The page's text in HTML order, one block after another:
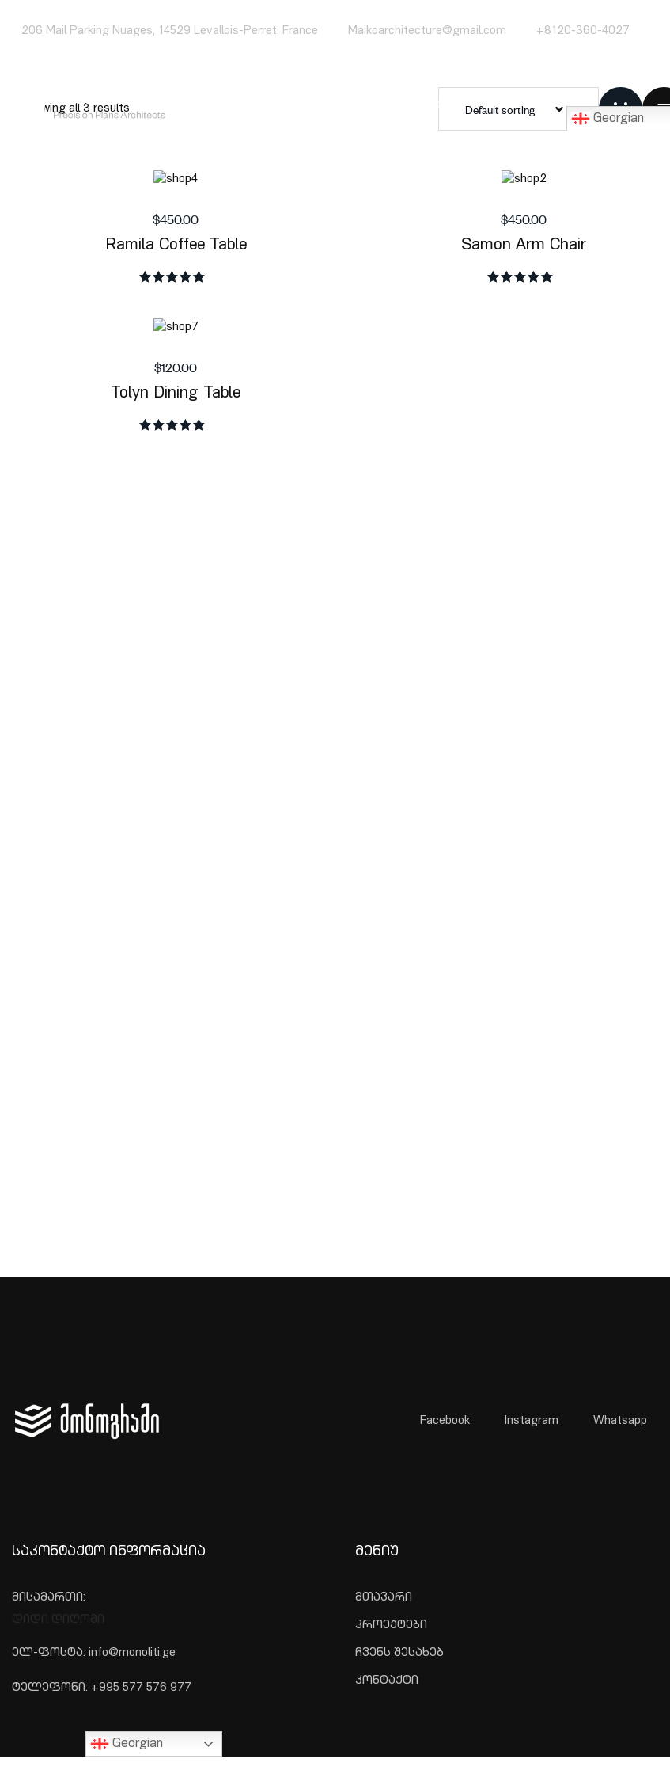
206 Mail Parking Nuages, 14529 Levallois-Perret, France Maikoarchitecture@gmail.com +8120-360-4027
ᲩᲔᲜᲡ ᲨᲔᲡᲐᲮᲔᲑ ᲙᲝᲜᲢᲐᲥᲢᲘ
Georgian
Showing all 3 results Default sorting
$450.00
Ramila Coffee Table
$450.00
Samon Arm Chair
$120.00
Tolyn Dining Table
Facebook Instagram Whatsapp
ᲡᲐᲙᲝᲜᲢᲐᲥᲢᲝ ᲘᲜᲤᲝᲠᲛᲐᲪᲘᲐ
მისამართი:
ელ-ფოსტა: info@monoliti.ge
ტელეფონი: +995 577 576 977
ᲛᲔᲜᲘᲣ
მთავარი
პროექტები
ჩვენს შესახებ
კონტაქტი
Georgian